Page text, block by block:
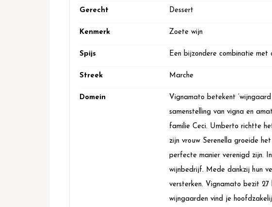
Gerecht Dessert
Kenmerk Zoete wijn
Spijs Een bijzondere combinatie
Streek Marche
Domein
Vignamato betekent
samenstelling van vigna en
familie Ceci. Umberto richtte
zijn vrouw Serenella groeide
perfecte manier verenigd zijn.
wijnbedrijf. Mede dankzij hun
versterken. Vignamato bezit
wijngaarden vind je